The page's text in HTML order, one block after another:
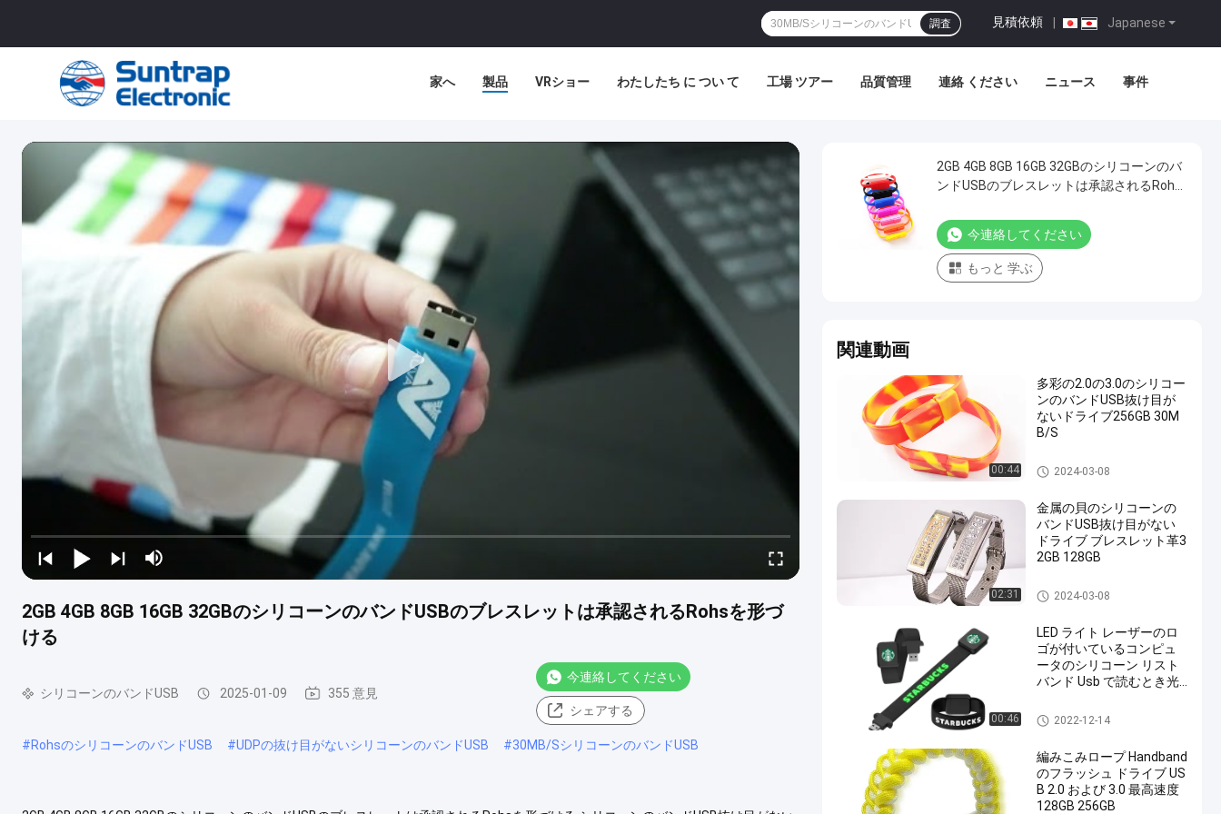
Japanese
見積依頼
調査
家へ 製品 VRショー わたしたち に つい て 工場 ツアー 品質管理 連絡 ください ニュース 事件
2GB 4GB 8GB 16GB 32GBのシリコーンのバンドUSBのブレスレットは承認されるRohsを形づ
ける
シリコーンのバンドUSB 2025-01-09 355 意見
今連絡してください
シェアする
#RohsのシリコーンのバンドUSB #UDPの抜け目がないシリコーンのバンドUSB #30MB/SシリコーンのバンドUSB
2GB 4GB 8GB 16GB 32GBのシリコーンのバ
ンドUSBのブレスレットは承認されるRohs
今連絡してください
もっと 学ぶ
関連動画
00:44
多彩の2.0の3.0のシリコー
ンのバンドUSB抜け目が
ないドライブ256GB 30M
B/S
シリコーンのバンドUSB
2024-03-08
02:31
金属の貝のシリコーンの
バンドUSB抜け目がない
ドライブ ブレスレット革3
2GB 128GB
シリコーンのバンドUSB
2024-03-08
00:46
LED ライト レーザーのロ
ゴが付いているコンピュ
ータのシリコーン リスト
バンド Usb で読むとき光
シリコーンのバンドUSB
2022-12-14
編みこみロープ Handband
のフラッシュ ドライブ US
B 2.0 および 3.0 最高速度
128GB 256GB